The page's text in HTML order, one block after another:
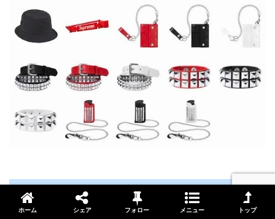
着用画像・実物画像（随時更新）
ホーム シェア フォロー メニュー トップ